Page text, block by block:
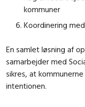
kommuner
Koordinering
En samlet løsning af
samarbejder med
sikres, at
intentionen.